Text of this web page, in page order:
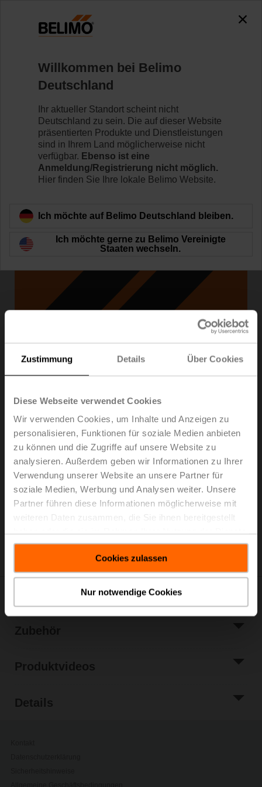
Zustimmung Details Über Cookies
Diese Webseite verwendet Cookies
Wir verwenden Cookies, um Inhalte und Anzeigen zu
personalisieren, Funktionen für soziale Medien anbieten
zu können und die Zugriffe auf unsere Website zu
analysieren. Außerdem geben wir Informationen zu Ihrer
Verwendung unserer Website an unsere Partner für
soziale Medien, Werbung und Analysen weiter. Unsere
Partner führen diese Informationen möglicherweise mit
weiteren Daten zusammen, die Sie ihnen bereitgestellt
gesammelt haben.
Cookies zulassen
Nur notwendige Cookies
Belimo Assistant 2
Zurück zur Produktkategorie
Belimo Assistant 2
Service-Tool für die drahtgebundene und drahtlose
Einrichtung, Vor-Ort-Bedienung und Fehlerbehebung.
Plattform-unabhängig für Android, iOS und Windows
Als kostenloser Download verfügbar
Teilen
Produktvideos
Details
Willkommen bei Belimo
Deutschland
Ihr aktueller Standort scheint nicht
Deutschland zu sein. Die auf dieser Website
präsentierten Produkte und Dienstleistungen
sind in Ihrem Land möglicherweise nicht
verfügbar. Ebenso ist eine
Anmeldung/Registrierung nicht möglich.
Hier finden Sie Ihre lokale Belimo Website.
Ich möchte auf Belimo Deutschland bleiben.
Ich möchte gerne zu Belimo Vereinigte
Staaten wechseln.